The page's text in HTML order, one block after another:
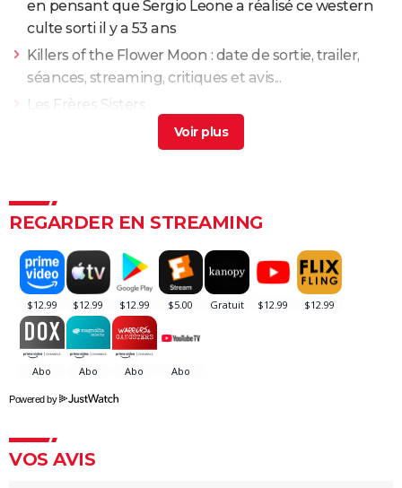
en pensant que Sergio Leone a réalisé ce western
culte sorti il y a 53 ans
Killers of the Flower Moon : date de sortie, trailer,
séances, streaming, critiques et avis...
Les Frères Sisters
Et pour quelques dollars de plus
Il était une fois dans l'Ouest
Les Sept Mercenaires
Le Bon, la Brute et le Truand (version intégrale)
Rio Bravo
REGARDER EN STREAMING
Powered by
VOS AVIS